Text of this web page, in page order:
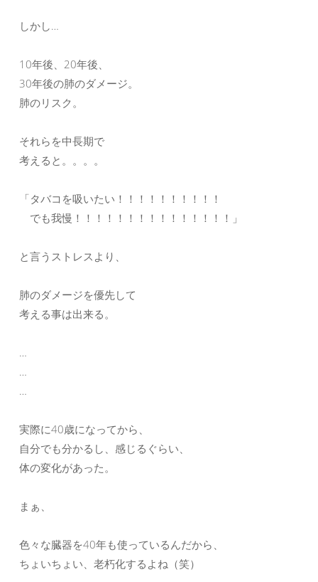
しかし…
10年後、20年後、
30年後の肺のダメージ。
肺のリスク。
それらを中長期で
考えると。。。。
「タバコを吸いたい！！！！！！！！！！
でも我慢！！！！！！！！！！！！！！！」
と言うストレスより、
肺のダメージを優先して
考える事は出来る。
…
…
…
実際に40歳になってから、
自分でも分かるし、感じるぐらい、
体の変化があった。
まぁ、
色々な臓器を40年も使っているんだから、
ちょいちょい、老朽化するよね（笑）